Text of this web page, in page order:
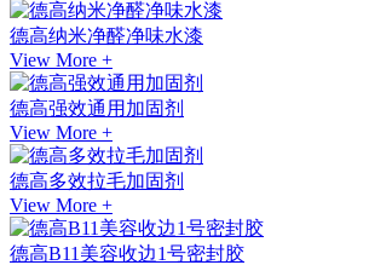
德高纳米净醛净味水漆
View More +
德高强效通用加固剂
View More +
德高多效拉毛加固剂
View More +
德高B11美容收边1号密封胶